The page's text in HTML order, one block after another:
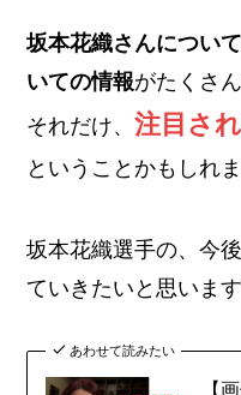
坂本花織さんについ
いての情報がたくさ
それだけ、注目さ
ということかもしれ
坂本花織選手の、今
ていきたいと思います
あわせて読みたい
【